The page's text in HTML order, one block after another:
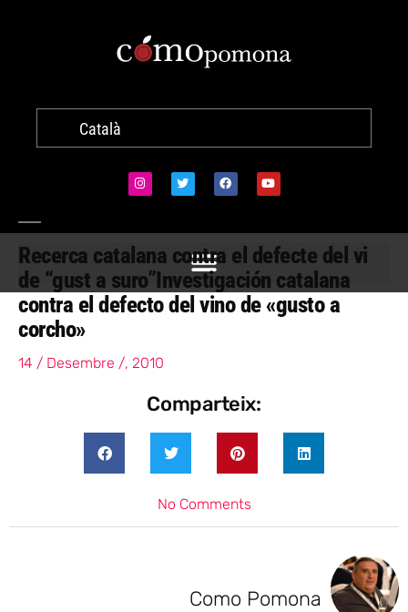
Català
Recerca catalana contra el defecte del vi
de “gust a suro”Investigación catalana
contra el defecto del vino de «gusto a
corcho»
14 / Desembre /, 2010
Comparteix:
No Comments
Como Pomona